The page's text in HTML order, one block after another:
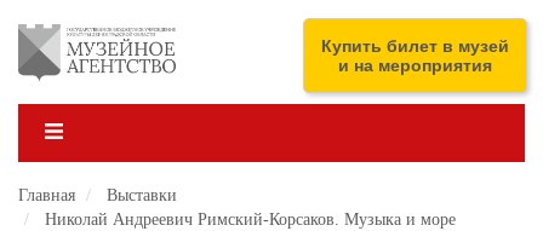
основному
содержанию
ENG
Купить билет в музей
и на мероприятия
Главная
Выставки
Николай Андреевич Римский-Корсаков. Музыка и море